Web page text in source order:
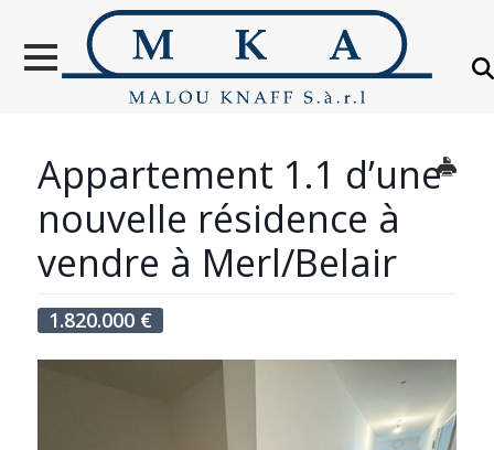
VENTES
LOCATION
CONSTRUCTIONS
OBJETS VENDUS
ÉTRANGER
À PROPOS
Appartement 1.1 d’une
nouvelle résidence à
vendre à Merl/Belair
1.820.000€